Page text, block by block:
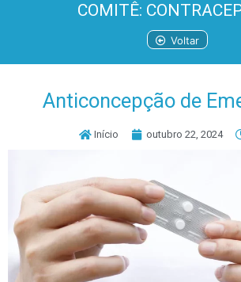
COMITÊ:
Voltar
Anticoncepção de
Início outubro 22, 2024